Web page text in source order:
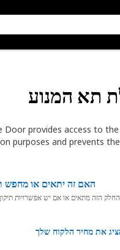
תא המנוע
Door provides access to
purposes and prevents
האם זה יתאים או מחפש
הזה מתאים או אם יש אפשרויות תיקון
את מחיר הלקוח שלך